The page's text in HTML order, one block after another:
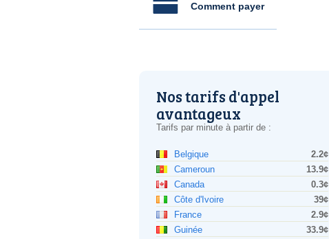
Comment payer
Nos tarifs d'appel
avantageux
Tarifs par minute à partir de :
Belgique
2.2¢
Cameroun
13.9¢
Canada
0.3¢
Côte d'Ivoire
39¢
France
2.9¢
Guinée
33.9¢